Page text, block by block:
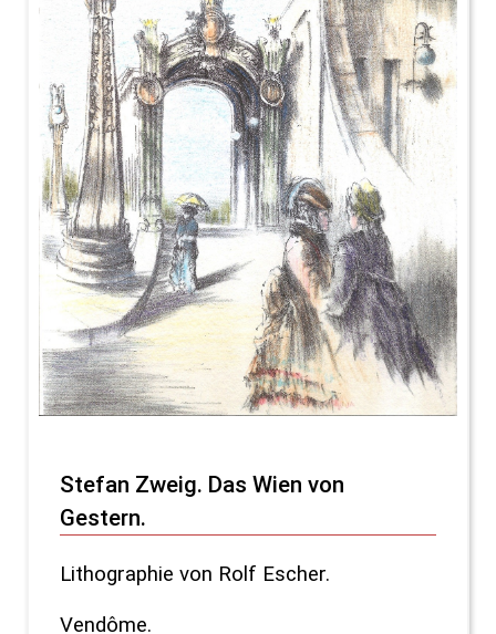
Stefan Zweig. Das Wien von
Gestern.
Lithographie von Rolf Escher.
Vendôme.